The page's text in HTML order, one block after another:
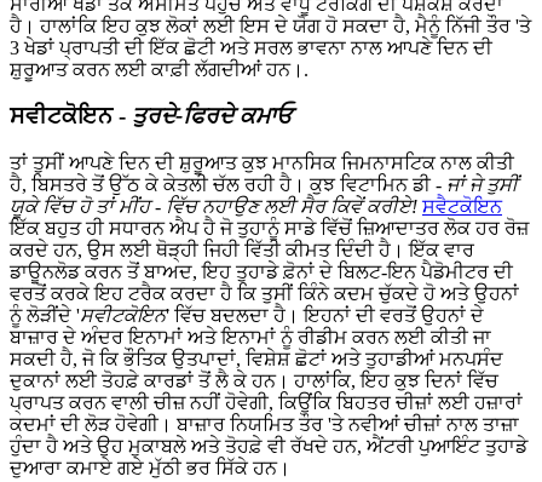
ਹੈ। ਹਾਲਾਂਕਿ ਇਹ ਕੁਝ ਲੋਕਾਂ ਲਈ ਇਸ ਦੇ ਯੋਗ ਹੋ ਸਕਦਾ ਹੈ, ਮੈਨੂੰ ਨਿੱਜੀ ਤੌਰ 'ਤੇ
3 ਖੇਡਾਂ ਪ੍ਰਾਪਤੀ ਦੀ ਇੱਕ ਛੋਟੀ ਅਤੇ ਸਰਲ ਭਾਵਨਾ ਨਾਲ ਆਪਣੇ ਦਿਨ ਦੀ
ਸ਼ੁਰੂਆਤ ਕਰਨ ਲਈ ਕਾਫ਼ੀ ਲੱਗਦੀਆਂ ਹਨ।.
ਸਵੀਟਕੋਇਨ - ਤੁਰਦੇ-ਫਿਰਦੇ ਕਮਾਓ
ਤਾਂ ਤੁਸੀਂ ਆਪਣੇ ਦਿਨ ਦੀ ਸ਼ੁਰੂਆਤ ਕੁਝ ਮਾਨਸਿਕ ਜਿਮਨਾਸਟਿਕ ਨਾਲ ਕੀਤੀ
ਹੈ, ਬਿਸਤਰੇ ਤੋਂ ਉੱਠ ਕੇ ਕੇਤਲੀ ਚੱਲ ਰਹੀ ਹੈ। ਕੁਝ ਵਿਟਾਮਿਨ ਡੀ - ਜਾਂ ਜੇ ਤੁਸੀਂ
ਯੂਕੇ ਵਿੱਚ ਹੋ ਤਾਂ ਮੀਂਹ - ਵਿੱਚ ਨਹਾਉਣ ਲਈ ਸੈਰ ਕਿਵੇਂ ਕਰੀਏ! ਸਵੈਟਕੋਇਨ
ਇੱਕ ਬਹੁਤ ਹੀ ਸਧਾਰਨ ਐਪ ਹੈ ਜੋ ਤੁਹਾਨੂੰ ਸਾਡੇ ਵਿੱਚੋਂ ਜ਼ਿਆਦਾਤਰ ਲੋਕ ਹਰ ਰੋਜ਼
ਕਰਦੇ ਹਨ, ਉਸ ਲਈ ਥੋੜ੍ਹੀ ਜਿਹੀ ਵਿੱਤੀ ਕੀਮਤ ਦਿੰਦੀ ਹੈ। ਇੱਕ ਵਾਰ
ਡਾਊਨਲੋਡ ਕਰਨ ਤੋਂ ਬਾਅਦ, ਇਹ ਤੁਹਾਡੇ ਫ਼ੋਨਾਂ ਦੇ ਬਿਲਟ-ਇਨ ਪੈਡੋਮੀਟਰ ਦੀ
ਵਰਤੋਂ ਕਰਕੇ ਇਹ ਟਰੈਕ ਕਰਦਾ ਹੈ ਕਿ ਤੁਸੀਂ ਕਿੰਨੇ ਕਦਮ ਚੁੱਕਦੇ ਹੋ ਅਤੇ ਉਹਨਾਂ
ਨੂੰ ਲੋੜੀਂਦੇ 'ਸਵੀਟਕੋਇਨ' ਵਿੱਚ ਬਦਲਦਾ ਹੈ। ਇਹਨਾਂ ਦੀ ਵਰਤੋਂ ਉਹਨਾਂ ਦੇ
ਬਾਜ਼ਾਰ ਦੇ ਅੰਦਰ ਇਨਾਮਾਂ ਅਤੇ ਇਨਾਮਾਂ ਨੂੰ ਰੀਡੀਮ ਕਰਨ ਲਈ ਕੀਤੀ ਜਾ
ਸਕਦੀ ਹੈ, ਜੋ ਕਿ ਭੌਤਿਕ ਉਤਪਾਦਾਂ, ਵਿਸ਼ੇਸ਼ ਛੋਟਾਂ ਅਤੇ ਤੁਹਾਡੀਆਂ ਮਨਪਸੰਦ
ਦੁਕਾਨਾਂ ਲਈ ਤੋਹਫ਼ੇ ਕਾਰਡਾਂ ਤੋਂ ਲੈ ਕੇ ਹਨ। ਹਾਲਾਂਕਿ, ਇਹ ਕੁਝ ਦਿਨਾਂ ਵਿੱਚ
ਪ੍ਰਾਪਤ ਕਰਨ ਵਾਲੀ ਚੀਜ਼ ਨਹੀਂ ਹੋਵੇਗੀ, ਕਿਉਂਕਿ ਬਿਹਤਰ ਚੀਜ਼ਾਂ ਲਈ ਹਜ਼ਾਰਾਂ
ਕਦਮਾਂ ਦੀ ਲੋੜ ਹੋਵੇਗੀ। ਬਾਜ਼ਾਰ ਨਿਯਮਿਤ ਤੌਰ 'ਤੇ ਨਵੀਆਂ ਚੀਜ਼ਾਂ ਨਾਲ ਤਾਜ਼ਾ
ਹੁੰਦਾ ਹੈ ਅਤੇ ਉਹ ਮੁਕਾਬਲੇ ਅਤੇ ਤੋਹਫ਼ੇ ਵੀ ਰੱਖਦੇ ਹਨ, ਐਂਟਰੀ ਪੁਆਇੰਟ ਤੁਹਾਡੇ
ਦੁਆਰਾ ਕਮਾਏ ਗਏ ਮੁੱਠੀ ਭਰ ਸਿੱਕੇ ਹਨ।